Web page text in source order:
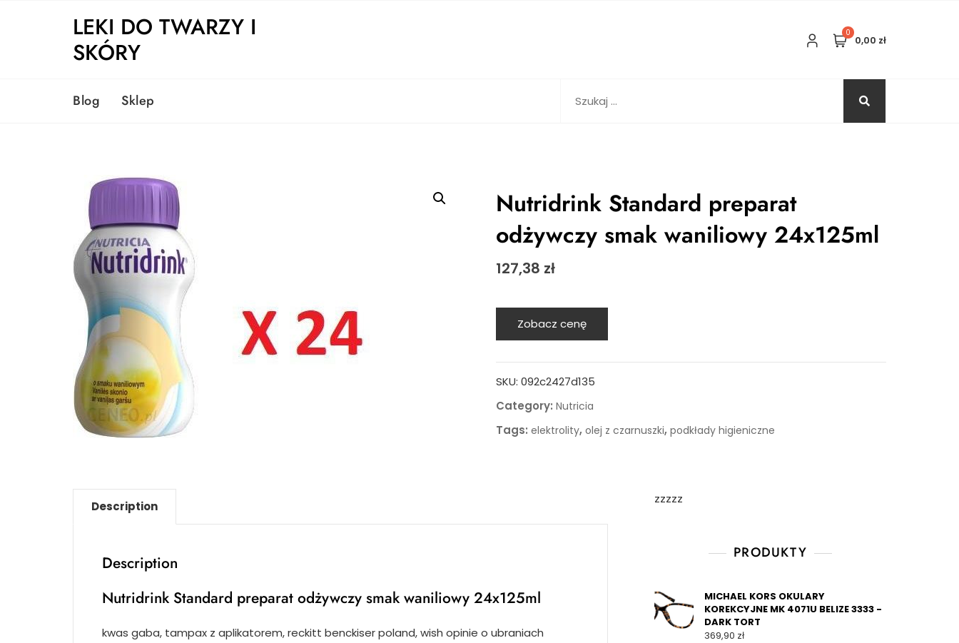
LEKI DO TWARZY I
SKÓRY
0
0,00 zł
Blog Sklep Szukaj:
Nutridrink Standard preparat
odżywczy smak waniliowy 24x125ml
127,38 zł
Zobacz cenę
SKU: 092c2427d135
Category: Nutricia
Tags: elektrolity, olej z czarnuszki, podkłady higieniczne
Description
Description
Nutridrink Standard preparat odżywczy smak waniliowy 24x125ml
kwas gaba, tampax z aplikatorem, reckitt benckiser poland, wish opinie o ubraniach
zzzzz
PRODUKTY
MICHAEL KORS OKULARY
KOREKCYJNE MK 4071U BELIZE 3333 -
DARK TORT
369,90 zł